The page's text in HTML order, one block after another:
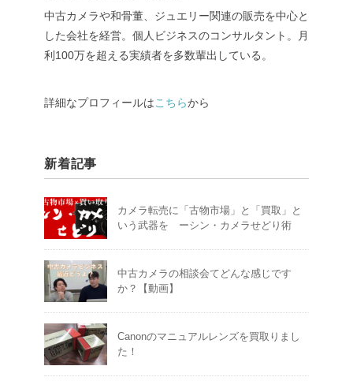
中古カメラや和骨董、ジュエリー関連の販売を中心と
した会社を経営。個人ビジネスのコンサルタント。月
利100万を超える実績者を多数輩出している。
詳細なプロフィールはこちらから
新着記事
カメラ転売に「古物市場」と「買取」と
いう武器を ーシン・カメラせどり術
中古カメラの相談会てどんな感じです
か？【動画】
Canonのマニュアルレンズを買取りまし
た！